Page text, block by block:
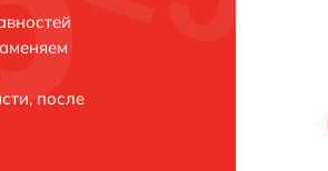
после